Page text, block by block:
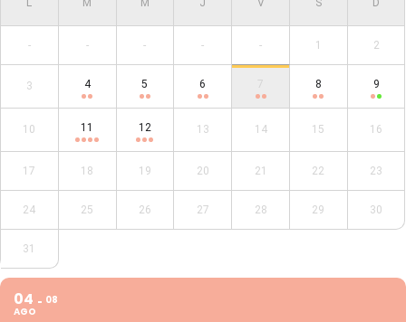
- - - - - 1 2
3 4 5 6 7 8 9
10 11 12 13 14 15 16
17 18 19 20 21 22 23
24 25 26 27 28 29 30
31
04
AGO
08